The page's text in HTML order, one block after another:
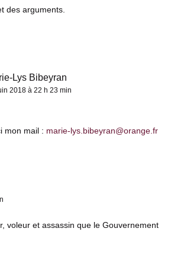
des arguments.
Lys Bibeyran
2018 à 22 h 23 min
mon mail : marie-lys.bibeyran@orange.fr
voleur et assassin que le Gouvernement